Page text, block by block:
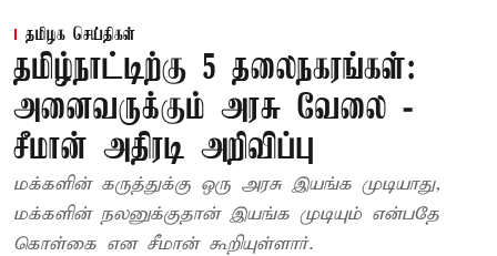
தமிழக செய்திகள்
தமிழ்நாட்டிற்கு 5 தலைநகரங்கள்:
அனைவருக்கும் அரசு வேலை -
சீமான் அதிரடி அறிவிப்பு
மக்களின் கருத்துக்கு ஒரு அரசு இயங்க முடியாது,
மக்களின் நலனுக்குதான் இயங்க முடியும் என்பதே
கொள்கை என சீமான் கூறியுள்ளார்.